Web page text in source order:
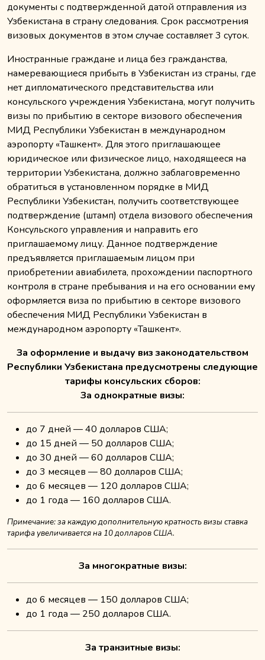
документы с подтвержденной датой отправления из
Узбекистана в страну следования. Срок рассмотрения
визовых документов в этом случае составляет 3 суток.
Иностранные граждане и лица без гражданства,
намеревающиеся прибыть в Узбекистан из страны, где
нет дипломатического представительства или
консульского учреждения Узбекистана, могут получить
визы по прибытию в секторе визового обеспечения
МИД Республики Узбекистан в международном
аэропорту «Ташкент». Для этого приглашающее
юридическое или физическое лицо, находящееся на
территории Узбекистана, должно заблаговременно
обратиться в установленном порядке в МИД
Республики Узбекистан, получить соответствующее
подтверждение (штамп) отдела визового обеспечения
Консульского управления и направить его
приглашаемому лицу. Данное подтверждение
предъявляется приглашаемым лицом при
приобретении авиабилета, прохождении паспортного
контроля в стране пребывания и на его основании ему
оформляется виза по прибытию в секторе визового
обеспечения МИД Республики Узбекистан в
международном аэропорту «Ташкент».
За оформление и выдачу виз законодательством
Республики Узбекистана предусмотрены следующие
тарифы консульских сборов:
За однократные визы:
до 7 дней — 40 долларов США;
до 15 дней — 50 долларов США;
до 30 дней — 60 долларов США;
до 3 месяцев — 80 долларов США;
до 6 месяцев — 120 долларов США;
до 1 года — 160 долларов США.
Примечание: за каждую дополнительную кратность визы ставка
тарифа увеличивается на 10 долларов США.
За многократные визы:
до 6 месяцев — 150 долларов США;
до 1 года — 250 долларов США.
За транзитные визы: